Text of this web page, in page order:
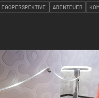
EGOPERSPEKTIVE ABENTEUER